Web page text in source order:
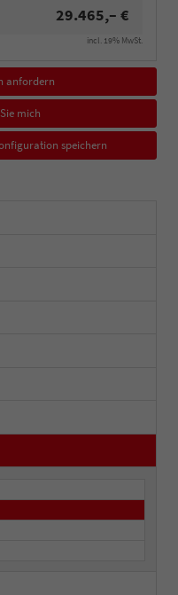
29.465,– €
incl. 19% MwSt.
anfordern
mich
speichern